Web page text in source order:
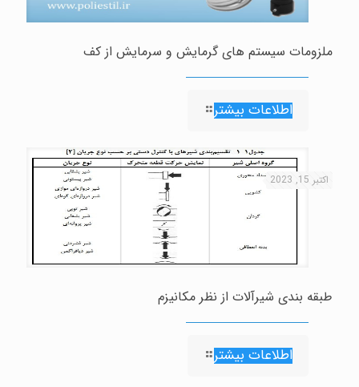
ملزومات سیستم های گرمایش و سرمایش از کف
اطلاعات بیشتر
اکتبر 15, 2023
طبقه بندی شيرآلات از نظر مكانيزم
اطلاعات بیشتر